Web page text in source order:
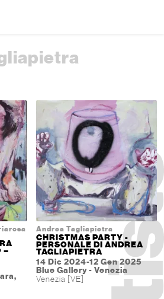
–
Andrea Tagliapietra
CHRISTMAS PARTY -
PERSONALE DI ANDREA
TAGLIAPIETRA
14 Dic 2024-12 Gen 2025
Blue Gallery - Venezia
Venezia [VE]